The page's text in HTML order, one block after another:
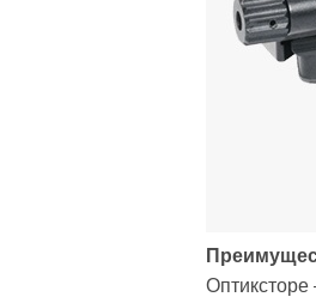
Оптиксторе